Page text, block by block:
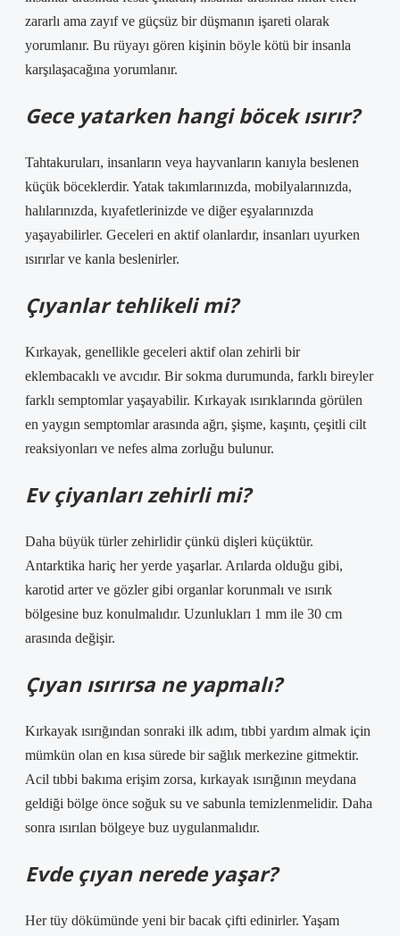
zararlı ama zayıf ve güçsüz bir düşmanın işareti olarak
yorumlanır. Bu rüyayı gören kişinin böyle kötü bir insanla
karşılaşacağına yorumlanır.
Gece yatarken hangi böcek ısırır?
Tahtakuruları, insanların veya hayvanların kanıyla beslenen
küçük böceklerdir. Yatak takımlarınızda, mobilyalarınızda,
halılarınızda, kıyafetlerinizde ve diğer eşyalarınızda
yaşayabilirler. Geceleri en aktif olanlardır, insanları uyurken
ısırırlar ve kanla beslenirler.
Çıyanlar tehlikeli mi?
Kırkayak, genellikle geceleri aktif olan zehirli bir
eklembacaklı ve avcıdır. Bir sokma durumunda, farklı bireyler
farklı semptomlar yaşayabilir. Kırkayak ısırıklarında görülen
en yaygın semptomlar arasında ağrı, şişme, kaşıntı, çeşitli cilt
reaksiyonları ve nefes alma zorluğu bulunur.
Ev çiyanları zehirli mi?
Daha büyük türler zehirlidir çünkü dişleri küçüktür.
Antarktika hariç her yerde yaşarlar. Arılarda olduğu gibi,
karotid arter ve gözler gibi organlar korunmalı ve ısırık
bölgesine buz konulmalıdır. Uzunlukları 1 mm ile 30 cm
arasında değişir.
Çıyan ısırırsa ne yapmalı?
Kırkayak ısırığından sonraki ilk adım, tıbbi yardım almak için
mümkün olan en kısa sürede bir sağlık merkezine gitmektir.
Acil tıbbi bakıma erişim zorsa, kırkayak ısırığının meydana
geldiği bölge önce soğuk su ve sabunla temizlenmelidir. Daha
sonra ısırılan bölgeye buz uygulanmalıdır.
Evde çıyan nerede yaşar?
Her tüy dökümünde yeni bir bacak çifti edinirler. Yaşam